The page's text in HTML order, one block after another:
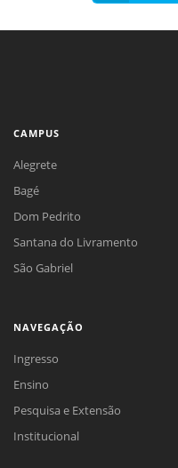
CAMPUS
Alegrete
Bagé
Dom Pedrito
Santana do Livramento
São Gabriel
NAVEGAÇÃO
Ingresso
Ensino
Pesquisa e Extensão
Institucional